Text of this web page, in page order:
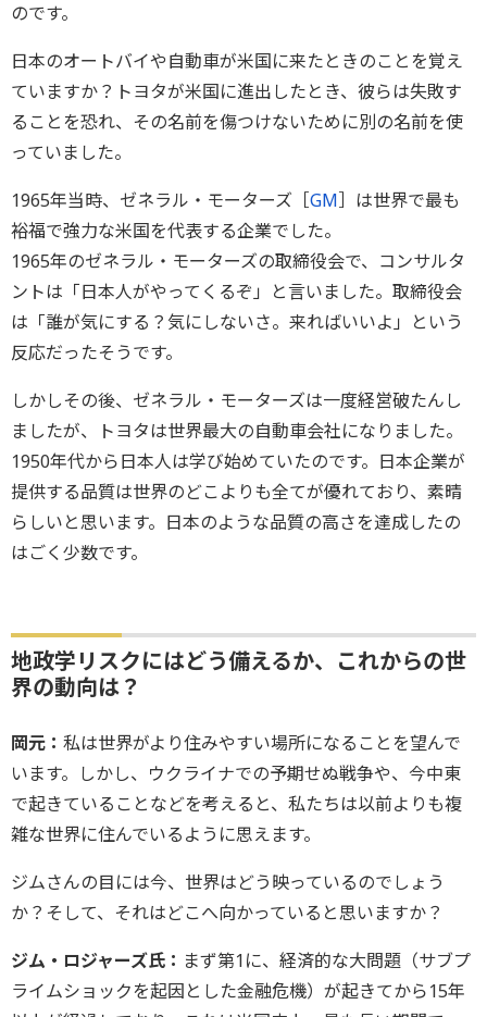
のです。
日本のオートバイや自動車が米国に来たときのことを覚え
ていますか？トヨタが米国に進出したとき、彼らは失敗す
ることを恐れ、その名前を傷つけないために別の名前を使
っていました。
1965年当時、ゼネラル・モーターズ［GM］は世界で最も
裕福で強力な米国を代表する企業でした。
1965年のゼネラル・モーターズの取締役会で、コンサルタ
ントは「日本人がやってくるぞ」と言いました。取締役会
は「誰が気にする？気にしないさ。来ればいいよ」という
反応だったそうです。
しかしその後、ゼネラル・モーターズは一度経営破たんし
ましたが、トヨタは世界最大の自動車会社になりました。
1950年代から日本人は学び始めていたのです。日本企業が
提供する品質は世界のどこよりも全てが優れており、素晴
らしいと思います。日本のような品質の高さを達成したの
はごく少数です。
地政学リスクにはどう備えるか、これからの世
界の動向は？
岡元： 私は世界がより住みやすい場所になることを望んで
います。しかし、ウクライナでの予期せぬ戦争や、今中東
で起きていることなどを考えると、私たちは以前よりも複
雑な世界に住んでいるように思えます。
ジムさんの目には今、世界はどう映っているのでしょう
か？そして、それはどこへ向かっていると思いますか？
ジム・ロジャーズ氏： まず第1に、経済的な大問題（サブプ
ライムショックを起因とした金融危機）が起きてから15年